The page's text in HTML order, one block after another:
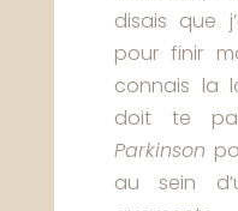
disais que
pour finir
connais la
doit te
Parkinson
au sein